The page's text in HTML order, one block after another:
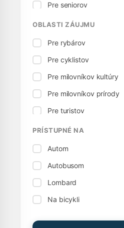
Pre seniorov
OBLASTI ZÁUJMU
Pre rybárov
Pre cyklistov
Pre milovníkov kultúry
Pre milovníkov prírody
Pre turistov
PRÍSTUPNÉ NA
Autom
Autobusom
Lombard
Na bicykli